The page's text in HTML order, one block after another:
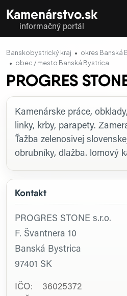
Kamenárstvo.sk
informačný portál
Banskobystrický kraj
okres Banská
obec / mesto Banská Bystrica
PROGRES
Kontakt
PROGRES STONE s.r.o.
F. Švantnera 10
Banská Bystrica
97401 SK
IČO: 36025372
Profil firmy
Kamenárske práce,
linky, krby, parapety.
Ťažba zelenosivej
obrubníky, dlažba. lomový